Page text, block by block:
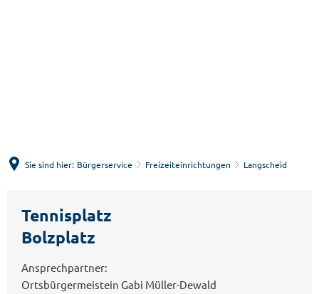
Sie sind hier: Bürgerservice Freizeiteinrichtungen Langscheid
Tennisplatz
Bolzplatz
Ansprechpartner:
Ortsbürgermeistein Gabi Müller-Dewald